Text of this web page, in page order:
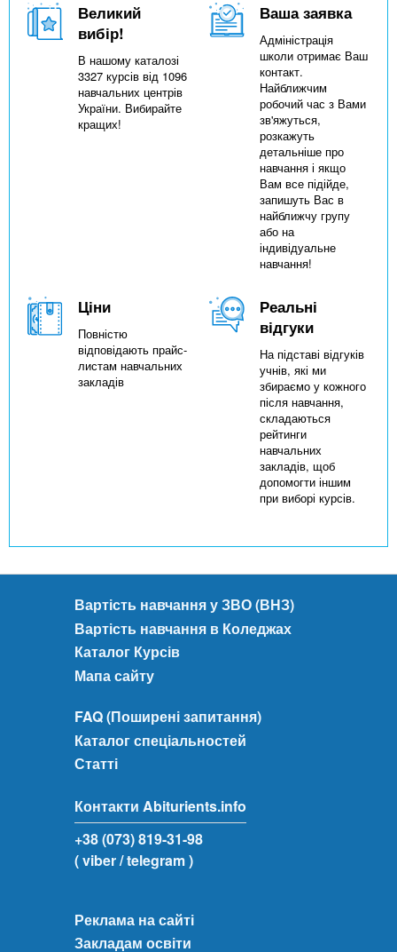
Великий
вибір!
В нашому каталозі
3327 курсів від 1096
навчальних центрів
України. Вибирайте
кращих!
Ваша заявка
Адміністрація
школи отримає Ваш
контакт.
Найближчим
робочий час з Вами
зв'яжуться,
розкажуть
детальніше про
навчання і якщо
Вам все підійде,
запишуть Вас в
найближчу групу
або на
індивідуальне
навчання!
Ціни
Повністю
відповідають прайс-
листам навчальних
закладів
Реальні
відгуки
На підставі відгуків
учнів, які ми
збираємо у кожного
після навчання,
складаються
рейтинги
навчальних
закладів, щоб
допомогти іншим
при виборі курсів.
Вартість навчання у ЗВО (ВНЗ)
Вартість навчання в Коледжах
Каталог Курсів
Мапа сайту
FAQ (Поширені запитання)
Каталог спеціальностей
Статті
Контакти Abiturients.info
+38 (073) 819-31-98
( viber/ telegram )
Реклама на сайті
Закладам освіти